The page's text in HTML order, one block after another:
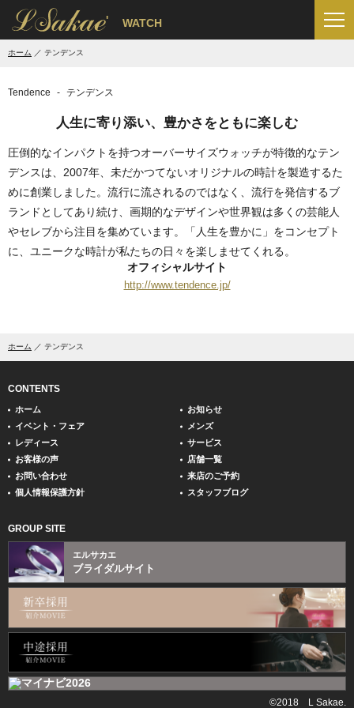
' WATCH
ホーム テンデンス
Tendence テンデンス
人生に寄り添い、豊かさをともに楽しむ
圧倒的なインパクトを持つオーバーサイズウォッチが特徴的なテン
デンスは、2007年、未だかつてないオリジナルの時計を製造するた
めに創業しました。流行に流されるのではなく、流行を発信するブ
ランドとしてあり続け、画期的なデザインや世界観は多くの芸能人
やセレブから注目を集めています。「人生を豊かに」をコンセプト
に、ユニークな時計が私たちの日々を楽しませてくれる。
オフィシャルサイト
http://www.tendence.jp/
ホーム テンデンス
CONTENTS
ホーム
お知らせ
イベント・フェア
メンズ
レディース
サービス
お客様の声
店舗一覧
お問い合わせ
来店のご予約
個人情報保護方針
スタッフブログ
GROUP SITE
エルサカエ
ブライダルサイト
©2018 L Sakae.